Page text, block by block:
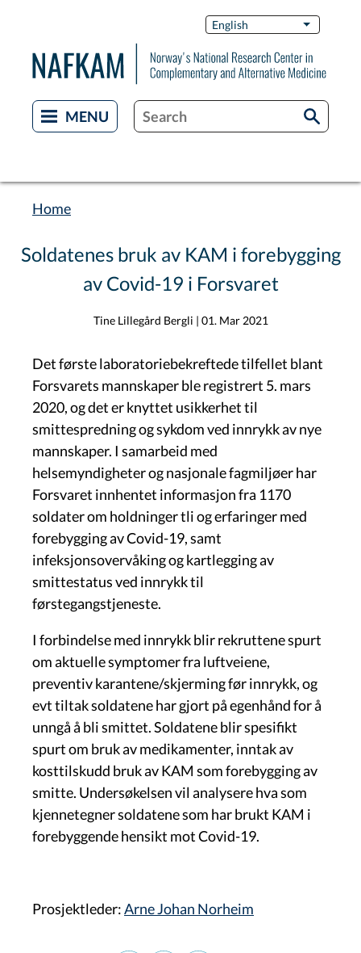
content
English List
Home
Soldatenes bruk av KAM i forebygging
av Covid-19 i Forsvaret
Tine Lillegård Bergli | 01. Mar 2021
Det første laboratoriebekreftede tilfellet blant
Forsvarets mannskaper ble registrert 5. mars
2020, og det er knyttet usikkerhet til
smittespredning og sykdom ved innrykk av nye
mannskaper. I samarbeid med
helsemyndigheter og nasjonale fagmiljøer har
Forsvaret innhentet informasjon fra 1170
soldater om holdninger tli og erfaringer med
forebygging av Covid-19, samt
infeksjonsovervåking og kartlegging av
smittestatus ved innrykk til
førstegangstjeneste.
I forbindelse med innrykk blir rekruttene spurt
om aktuelle symptomer fra luftveiene,
preventiv karantene/skjerming før innrykk, og
evt tiltak soldatene har gjort på egenhånd for å
unngå å bli smittet. Soldatene blir spesifikt
spurt om bruk av medikamenter, inntak av
kosttilskudd bruk av KAM som forebygging av
smitte. Undersøkelsen vil analysere hva som
kjennetegner soldatene som har brukt KAM i
forebyggende hensikt mot Covid-19.
Prosjektleder:Arne Johan Norheim